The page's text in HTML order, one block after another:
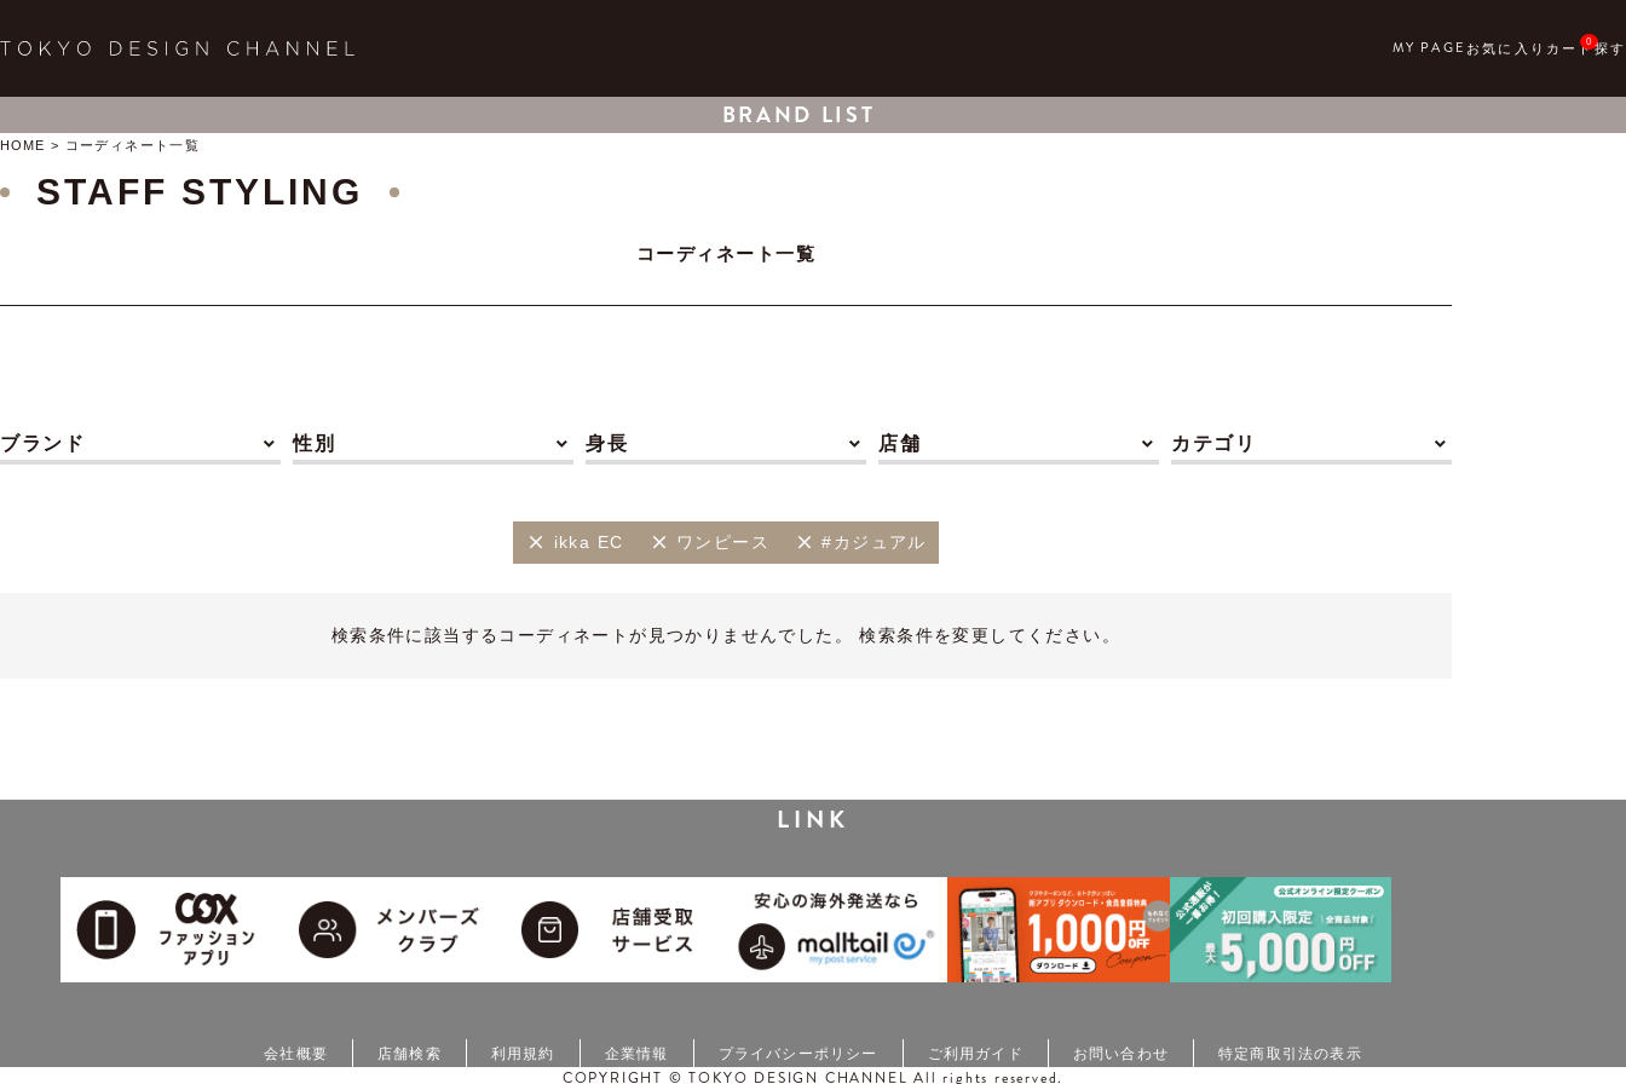
0
BRAND LIST
HOME コーディネート一覧
STAFF STYLING
コーディネート一覧
ブランド 性別 身長 店舗 カテゴリ
ikka EC ワンピース #カジュアル
検索条件に該当するコーディネートが見つかりませんでした。 検索条件を変更してください。
LINK
会社概要 店舗検索 利用規約 企業情報 プライバシーポリシー ご利用ガイド お問い合わせ 特定商取引法の表示
COPYRIGHT © TOKYO DESIGN CHANNEL All rights reserved.